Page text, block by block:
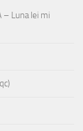
– Luna lei mi